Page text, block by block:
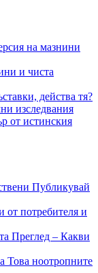
на мазнини
и чиста
действа тя?
изследвания
от истинския
Публикувай
от потребителя и
Преглед – Какви
Това ноотропните